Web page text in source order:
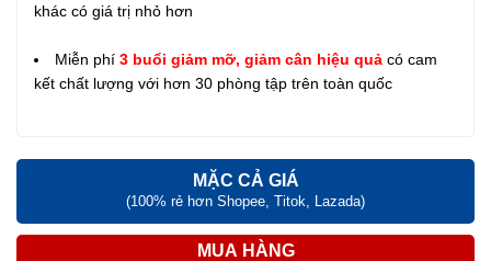
khác có giá trị nhỏ hơn
Miễn phí 3 buổi giảm mỡ, giảm cân hiệu quả có cam
kết chất lượng với hơn 30 phòng tập trên toàn quốc
MẶC CẢ GIÁ
(100% rẻ hơn Shopee, Titok, Lazada)
MUA HÀNG